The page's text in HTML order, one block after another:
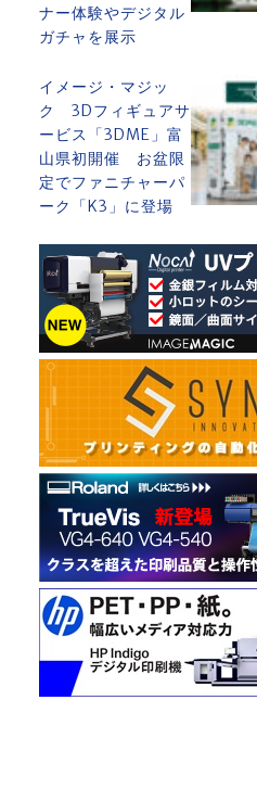
ナー体験やデジタル
ガチャを展示
イメージ・マジッ
ク 3Dフィギュアサ
ービス「3DME」富
山県初開催 お盆限
定でファニチャーパ
ーク「K3」に登場